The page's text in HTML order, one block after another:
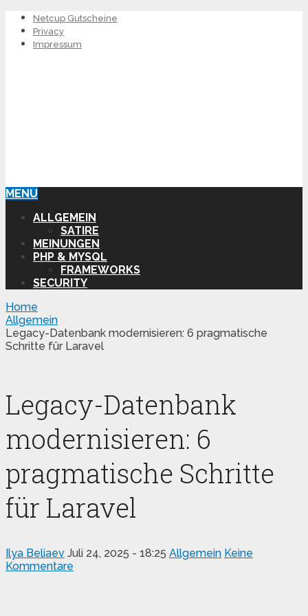
Netcup Gutscheine
Privacy
Impressum
MENU
ALLGEMEIN
SATIRE
MEINUNGEN
PHP & MYSQL
FRAMEWORKS
SECURITY
Home
Allgemein
Legacy-Datenbank modernisieren: 6 pragmatische
Schritte für Laravel
Legacy-Datenbank
modernisieren: 6
pragmatische Schritte
für Laravel
Ilya Beliaev Juli 24, 2025 - 18:25 Allgemein Keine
Kommentare